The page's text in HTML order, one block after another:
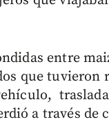
entre
que tuvieron
a través de